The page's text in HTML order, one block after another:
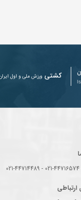
کشتی ورزش ملی و اول